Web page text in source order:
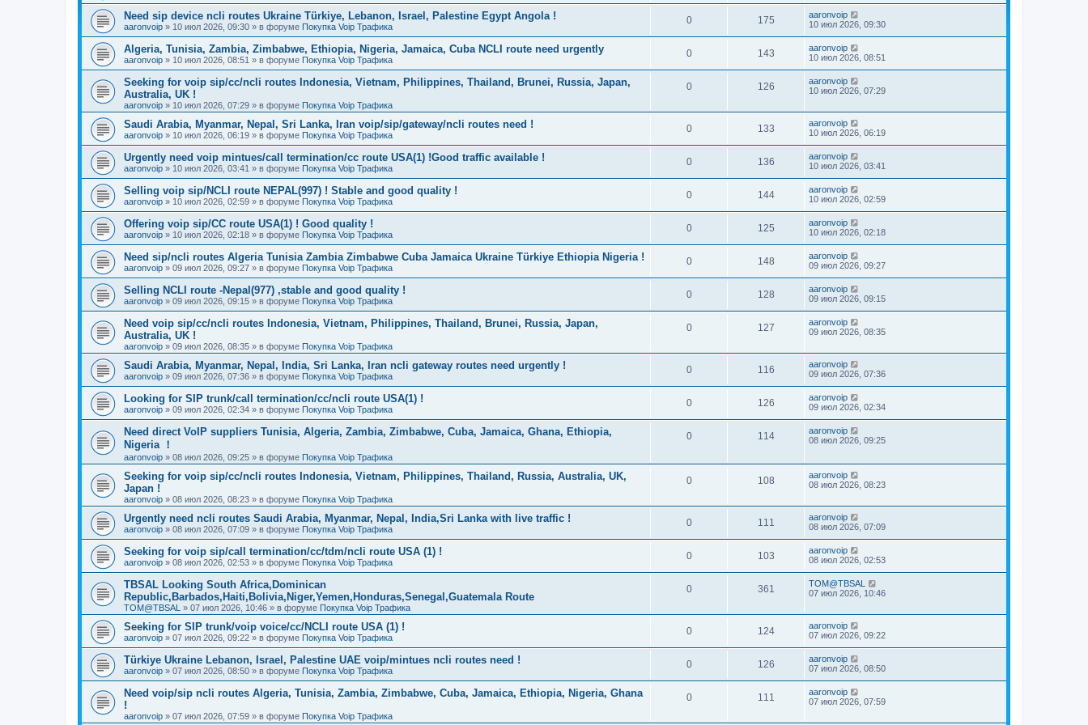
Need sip device ncli routes Ukraine Türkiye, Lebanon, Israel, Palestine Egypt Angola !
aaronvoip » 10 июл 2026, 09:30 » в форуме Покупка Voip Трафика
0 175
aaronvoip
10 июл 2026, 09:30
Algeria, Tunisia, Zambia, Zimbabwe, Ethiopia, Nigeria, Jamaica, Cuba NCLI route need urgently
aaronvoip » 10 июл 2026, 08:51 » в форуме Покупка Voip Трафика
0 143
aaronvoip
10 июл 2026, 08:51
Seeking for voip sip/cc/ncli routes Indonesia, Vietnam, Philippines, Thailand, Brunei, Russia, Japan,
Australia, UK !
aaronvoip » 10 июл 2026, 07:29 » в форуме Покупка Voip Трафика
0 126
aaronvoip
10 июл 2026, 07:29
Saudi Arabia, Myanmar, Nepal, Sri Lanka, Iran voip/sip/gateway/ncli routes need !
aaronvoip » 10 июл 2026, 06:19 » в форуме Покупка Voip Трафика
0 133
aaronvoip
10 июл 2026, 06:19
Urgently need voip mintues/call termination/cc route USA(1) !Good traffic available !
aaronvoip » 10 июл 2026, 03:41 » в форуме Покупка Voip Трафика
0 136
aaronvoip
10 июл 2026, 03:41
Selling voip sip/NCLI route NEPAL(997) ! Stable and good quality !
aaronvoip » 10 июл 2026, 02:59 » в форуме Покупка Voip Трафика
0 144
aaronvoip
10 июл 2026, 02:59
Offering voip sip/CC route USA(1) ! Good quality !
aaronvoip » 10 июл 2026, 02:18 » в форуме Покупка Voip Трафика
0 125
aaronvoip
10 июл 2026, 02:18
Need sip/ncli routes Algeria Tunisia Zambia Zimbabwe Cuba Jamaica Ukraine Türkiye Ethiopia Nigeria !
aaronvoip » 09 июл 2026, 09:27 » в форуме Покупка Voip Трафика
0 148
aaronvoip
09 июл 2026, 09:27
Selling NCLI route -Nepal(977) ,stable and good quality !
aaronvoip » 09 июл 2026, 09:15 » в форуме Покупка Voip Трафика
0 128
aaronvoip
09 июл 2026, 09:15
Need voip sip/cc/ncli routes Indonesia, Vietnam, Philippines, Thailand, Brunei, Russia, Japan,
Australia, UK !
aaronvoip » 09 июл 2026, 08:35 » в форуме Покупка Voip Трафика
0 127
aaronvoip
09 июл 2026, 08:35
Saudi Arabia, Myanmar, Nepal, India, Sri Lanka, Iran ncli gateway routes need urgently !
aaronvoip » 09 июл 2026, 07:36 » в форуме Покупка Voip Трафика
0 116
aaronvoip
09 июл 2026, 07:36
Looking for SIP trunk/call termination/cc/ncli route USA(1) !
aaronvoip » 09 июл 2026, 02:34 » в форуме Покупка Voip Трафика
0 126
aaronvoip
09 июл 2026, 02:34
Need direct VoIP suppliers Tunisia, Algeria, Zambia, Zimbabwe, Cuba, Jamaica, Ghana, Ethiopia,
Nigeria ！
aaronvoip » 08 июл 2026, 09:25 » в форуме Покупка Voip Трафика
0 114
aaronvoip
08 июл 2026, 09:25
Seeking for voip sip/cc/ncli routes Indonesia, Vietnam, Philippines, Thailand, Russia, Australia, UK,
Japan !
aaronvoip » 08 июл 2026, 08:23 » в форуме Покупка Voip Трафика
0 108
aaronvoip
08 июл 2026, 08:23
Urgently need ncli routes Saudi Arabia, Myanmar, Nepal, India,Sri Lanka with live traffic !
aaronvoip » 08 июл 2026, 07:09 » в форуме Покупка Voip Трафика
0 111
aaronvoip
08 июл 2026, 07:09
Seeking for voip sip/call termination/cc/tdm/ncli route USA (1) !
aaronvoip » 08 июл 2026, 02:53 » в форуме Покупка Voip Трафика
0 103
aaronvoip
08 июл 2026, 02:53
TBSAL Looking South Africa,Dominican
Republic,Barbados,Haiti,Bolivia,Niger,Yemen,Honduras,Senegal,Guatemala Route
TOM@TBSAL » 07 июл 2026, 10:46 » в форуме Покупка Voip Трафика
0 361
TOM@TBSAL
07 июл 2026, 10:46
Seeking for SIP trunk/voip voice/cc/NCLI route USA (1) !
aaronvoip » 07 июл 2026, 09:22 » в форуме Покупка Voip Трафика
0 124
aaronvoip
07 июл 2026, 09:22
Türkiye Ukraine Lebanon, Israel, Palestine UAE voip/mintues ncli routes need !
aaronvoip » 07 июл 2026, 08:50 » в форуме Покупка Voip Трафика
0 126
aaronvoip
07 июл 2026, 08:50
Need voip/sip ncli routes Algeria, Tunisia, Zambia, Zimbabwe, Cuba, Jamaica, Ethiopia, Nigeria, Ghana
!
aaronvoip » 07 июл 2026, 07:59 » в форуме Покупка Voip Трафика
0 111
aaronvoip
07 июл 2026, 07:59